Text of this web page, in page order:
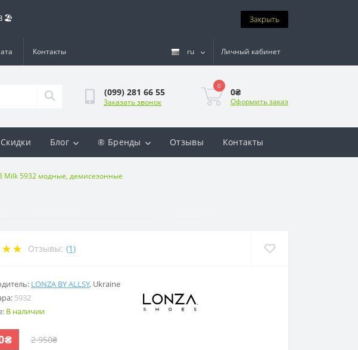
🏖️ Закрыть
Контакты ru Личный кабинет
(099) 281 66 55
Заказать звонок
0
0₴
Оформить заказ
Блог ® Бренды Отзывы Контакты
Milk 5932 модные, демисезонные
Отзывы: (1)
LONZA BY ALLSY, Ukraine
5932
В наличии
2 950₴
.